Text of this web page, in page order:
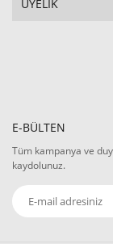
ÜYELİK
E-BÜLTEN
Tüm kampanya ve
kaydolunuz.